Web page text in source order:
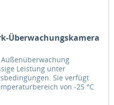
Überwachungskamera
Außenüberwachung
Leistung unter
Sie verfügt
von -25 °C